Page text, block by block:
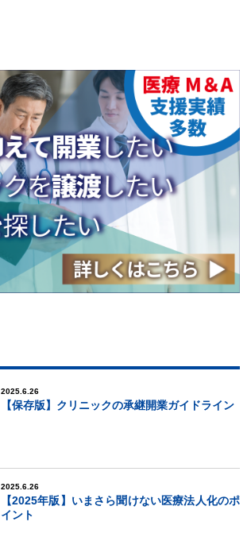
2025.6.26
【保存版】クリニックの承継開業ガイドライン
2025.6.26
【2025年版】いまさら聞けない医療法人化のポ
イント